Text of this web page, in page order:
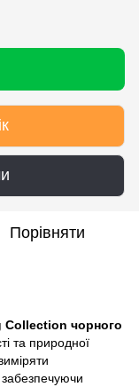
Порівняти
Collection чорного
та природної
забезпечуючи